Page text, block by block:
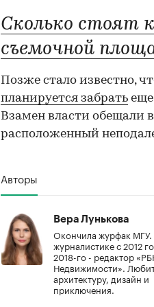
Сколько стоят
съемочной
Позже стало известно,
планируется забрать
Взамен власти обещали
расположенный
Авторы
Вера Лунькова
Окончила журфак МГУ.
журналистике с 2012
2018-го - редактор
Недвижимости».
архитектуру, дизайн и
приключения.